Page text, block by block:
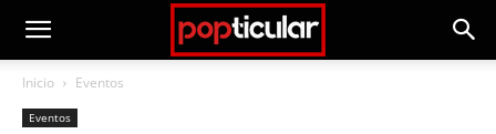
Inicio Eventos
Eventos